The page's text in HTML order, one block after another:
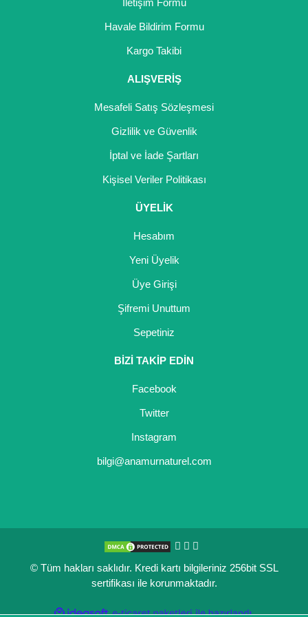
Gönder
İletişim Formu
Havale Bildirim Formu
Kargo Takibi
ALIŞVERİŞ
Mesafeli Satış Sözleşmesi
Gizlilik ve Güvenlik
İptal ve İade Şartları
Kişisel Veriler Politikası
ÜYELİK
Hesabım
Yeni Üyelik
Üye Girişi
Şifremi Unuttum
Sepetiniz
BİZİ TAKİP EDİN
Facebook
Twitter
Instagram
bilgi@anamurnaturel.com
© Tüm hakları saklıdır. Kredi kartı bilgileriniz 256bit SSL
sertifikası ile korunmaktadır.
ideasoft e- ile